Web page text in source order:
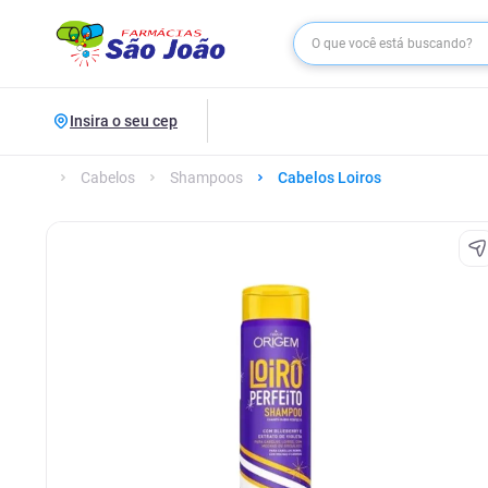
Insira o seu cep
Cabelos Shampoos Cabelos Loiros